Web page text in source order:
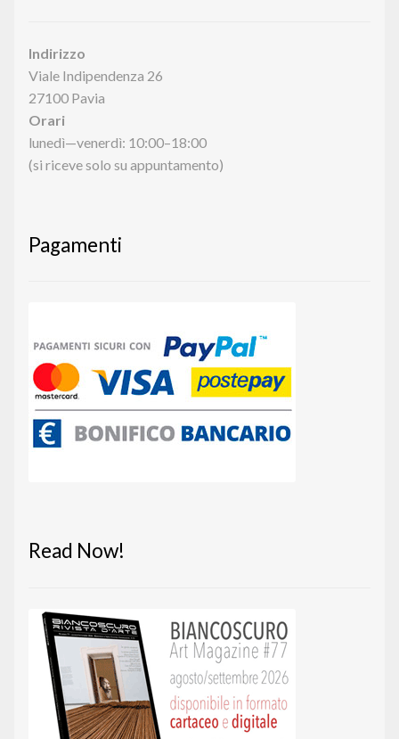
Indirizzo
Viale Indipendenza 26
27100 Pavia
Orari
lunedì—venerdì: 10:00–18:00
(si riceve solo su appuntamento)
Pagamenti
Read Now!